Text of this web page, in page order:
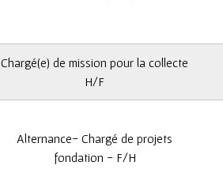
Chargé(e) de mission pour la collecte
H/F
Alternance- Chargé de projets
fondation - F/H